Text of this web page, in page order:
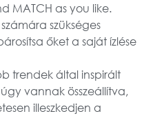
MATCH as you like.
szükséges
őket a saját ízlése
trendek által inspirált
vannak összeállítva,
illeszkedjen a